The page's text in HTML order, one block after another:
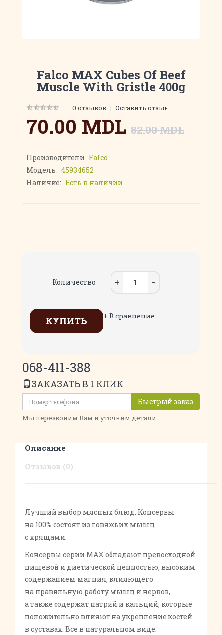
Falco MAX Cubes Of Beef
Muscle With Gristle 400g
0 отзывов | Оставить отзыв
70.00 MDL 82.00 MDL
Производители Falco
Модель: 45934652
Наличие: Есть в наличии
Количество
КУПИТЬ + В сравнение
068-411-388
ЗАКАЗАТЬ В 1 КЛИК
Быстрый заказ
Мы перезвоним Вам и уточним детали
Описание
Отзывов (0)
Лучший выбор мясных блюд. Консервы
на 100% состоят из говяжьих мышц
с хрящами.
Консервы серии MAX обладают превосходной
пищевой и диетической ценностью, высоким
содержанием магния, влияющего
на правильную работу мышц и нервов,
а также содержат натрий и кальций, которые
положительно влияют на укрепление костей
в суставах. Все в натуральном виде.